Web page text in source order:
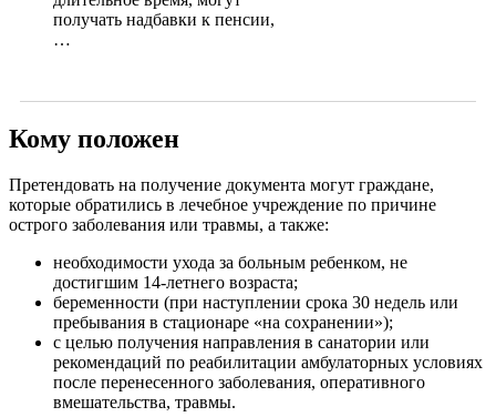
получать надбавки к пенсии,
…
Кому положен
Претендовать на получение документа могут граждане,
которые обратились в лечебное учреждение по причине
острого заболевания или травмы, а также:
необходимости ухода за больным ребенком, не
достигшим 14-летнего возраста;
беременности (при наступлении срока 30 недель или
пребывания в стационаре «на сохранении»);
с целью получения направления в санатории или
рекомендаций по реабилитации амбулаторных условиях
после перенесенного заболевания, оперативного
вмешательства, травмы.